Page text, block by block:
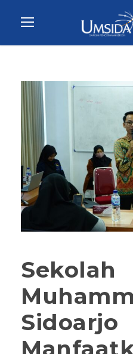
Sekolah
Sidoarjo